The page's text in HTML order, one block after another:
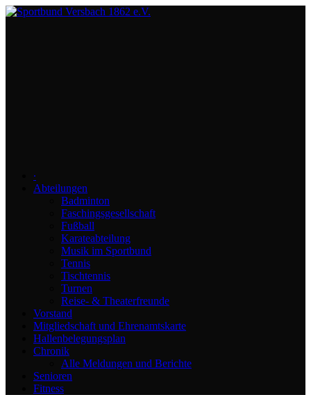
∙
Abteilungen
Badminton
Faschingsgesellschaft
Fußball
Karateabteilung
Musik im Sportbund
Tennis
Tischtennis
Turnen
Reise- & Theaterfreunde
Vorstand
Mitgliedschaft und Ehrenamtskarte
Hallenbelegungsplan
Chronik
Alle Meldungen und Berichte
Senioren
Fitness